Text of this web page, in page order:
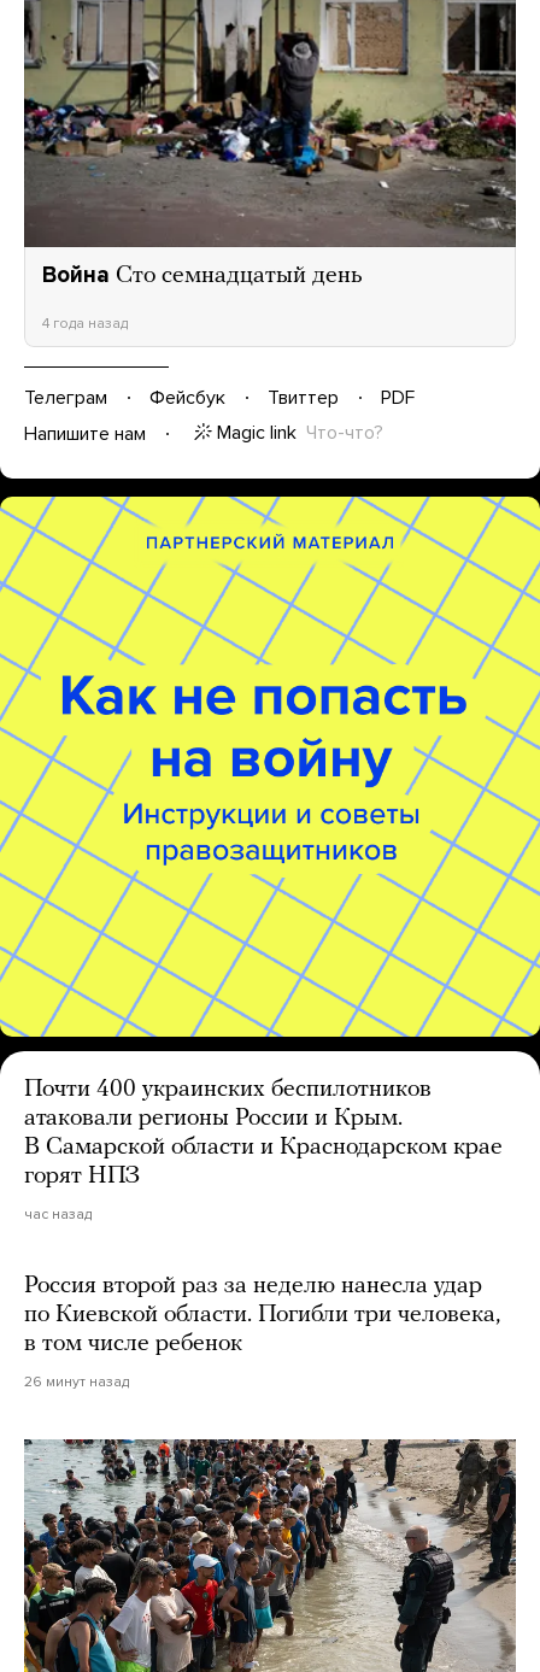
Война Сто семнадцатый день
4 года назад
Телеграм Фейсбук Твиттер
PDF
Напишите нам
Magic link Что-что?
Почти 400 украинских беспилотников
атаковали регионы России и Крым.
В Самарской области и Краснодарском крае
горят НПЗ
час назад
Россия второй раз за неделю нанесла удар
по Киевской области. Погибли три человека,
в том числе ребенок
26 минут назад